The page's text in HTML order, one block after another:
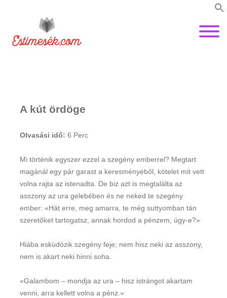
A kút ördöge
Olvasási idő: 6 Perc
Mi történik egyszer ezzel a szegény emberrel? Megtart
magánál egy pár garast a keresményéből, kötelet mit vett
volna rajta az istenadta. De biz azt is megtalálta az
asszony az ura gelebében és ne neked te szegény
ember: «Hát erre, meg amarra, te még suttyomban tán
szeretőket tartogatsz, annak hordod a pénzem, úgy-e?»
Hiába esküdözik szegény feje; nem hisz neki az asszony,
nem is akart neki hinni soha.
«Galambom – mondja az ura – hisz istrángot akartam
venni, arra kellett volna a pénz.»